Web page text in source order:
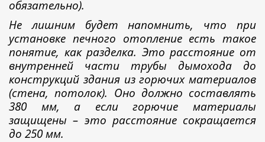
обязательно).
Не лишним будет напомнить, что при
установке печного отопление есть такое
понятие, как разделка. Это расстояние от
внутренней части трубы дымохода до
конструкций здания из горючих материалов
(стена, потолок). Оно должно составлять
380 мм, а если горючие материалы
защищены – это расстояние сокращается
до 250 мм.